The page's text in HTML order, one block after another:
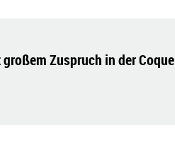
Zuspruch in der Coque